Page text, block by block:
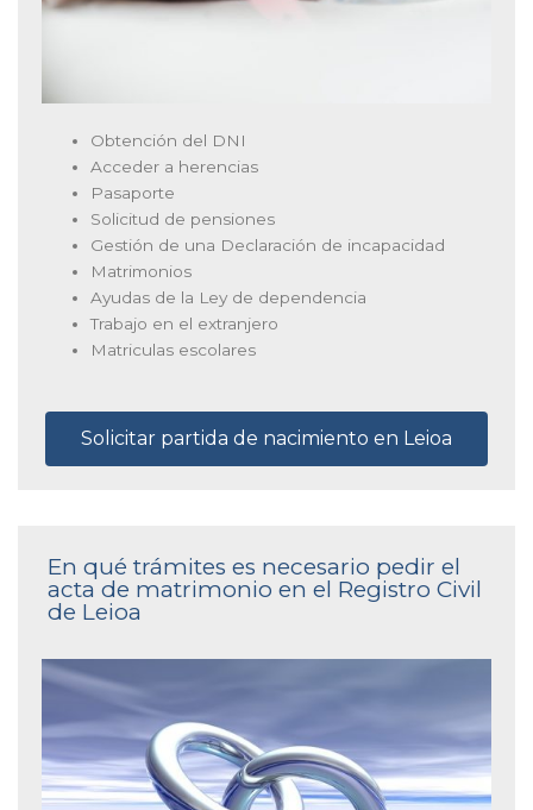
Obtención del DNI
Acceder a herencias
Pasaporte
Solicitud de pensiones
Gestión de una Declaración de incapacidad
Matrimonios
Ayudas de la Ley de dependencia
Trabajo en el extranjero
Matriculas escolares
Solicitar partida de nacimiento en Leioa
En qué trámites es necesario pedir el
acta de matrimonio en el Registro Civil
de Leioa